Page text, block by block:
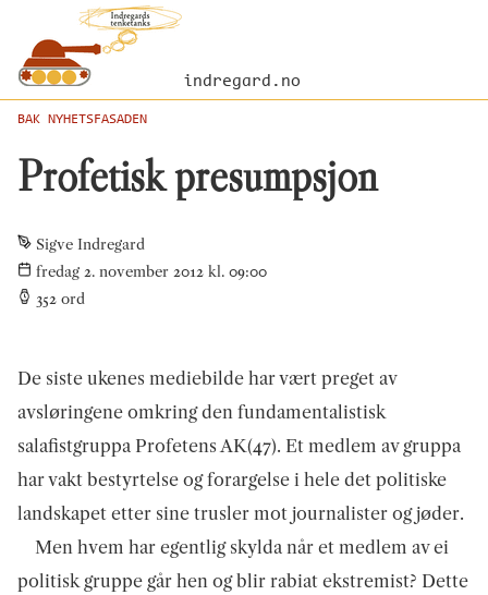
indregard.no
BAK NYHETSFASADEN
Profetisk presumpsjon
Sigve Indregard
fredag 2. november 2012 kl. 09:00
352 ord
De siste ukenes mediebilde har vært preget av
avsløringene omkring den fundamentalistisk
salafistgruppa Profetens AK(47). Et medlem av gruppa
har vakt bestyrtelse og forargelse i hele det politiske
landskapet etter sine trusler mot journalister og jøder.
Men hvem har egentlig skylda når et medlem av ei
politisk gruppe går hen og blir rabiat ekstremist? Dette